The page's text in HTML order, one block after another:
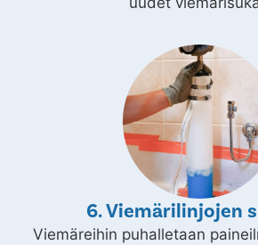
6. Viemärilinjojen
Viemäreihin puhalletaan